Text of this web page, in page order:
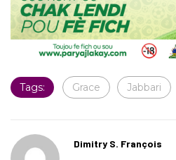
Tags: Grace Jabbari
Dimitry S. François